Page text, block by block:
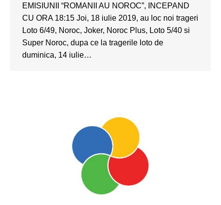
EMISIUNII “ROMANII AU NOROC”, INCEPAND
CU ORA 18:15 Joi, 18 iulie 2019, au loc noi trageri
Loto 6/49, Noroc, Joker, Noroc Plus, Loto 5/40 si
Super Noroc, dupa ce la tragerile loto de
duminica, 14 iulie…